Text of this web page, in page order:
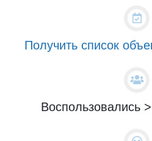
Получить список
Воспользовались